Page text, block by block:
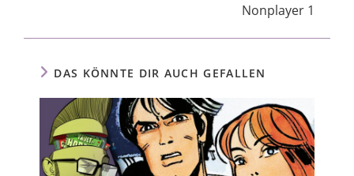
Nonplayer 1
DAS KÖNNTE DIR AUCH GEFALLEN